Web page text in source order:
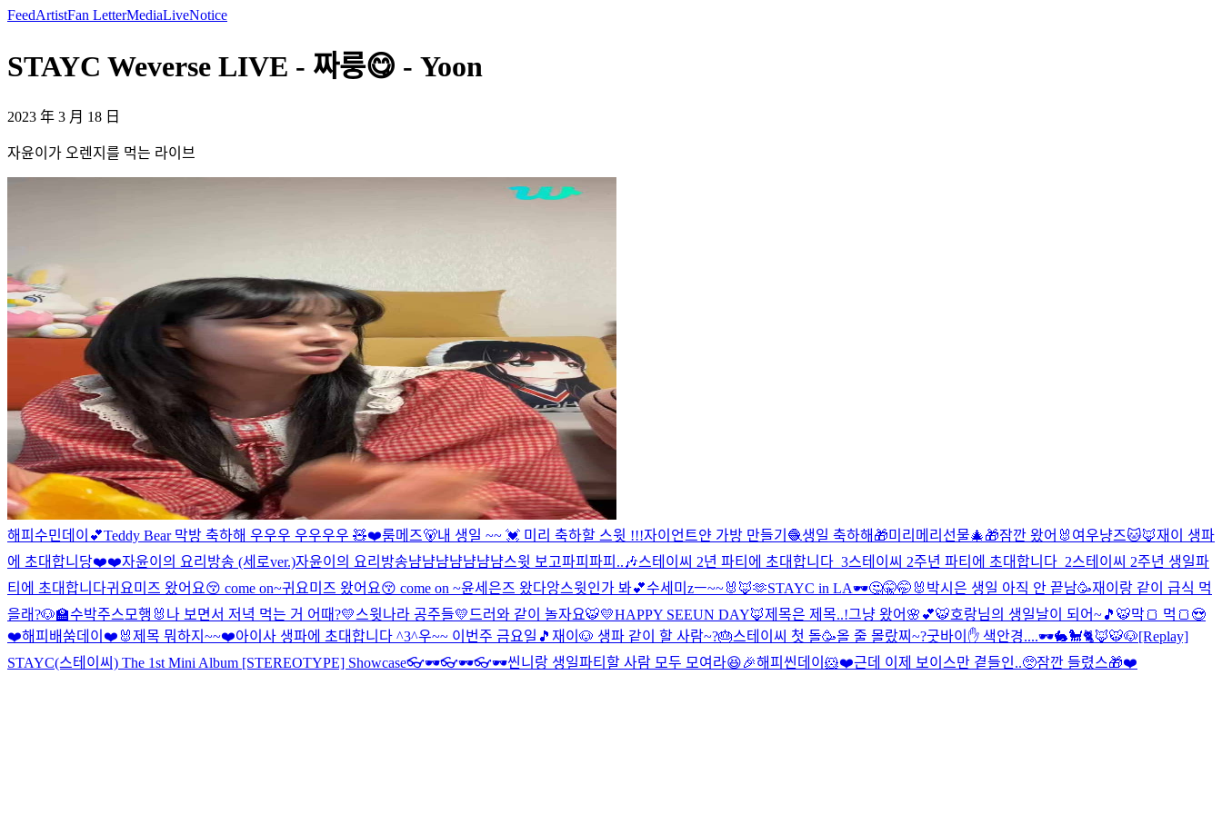
FeedArtistFan LetterMediaLiveNotice
STAYC Weverse LIVE - 짜룽😋 - Yoon
2023 年 3 月 18 日
자윤이가 오렌지를 먹는 라이브
해피수민데이💕Teddy Bear 막방 축하해 우우우 우우우우 🧸❤️룸메즈🐻내 생일 ~~ 💓 미리 축하할 스윗 !!!자이언트얀 가방 만들기🧶생일 축하해🎁미리메리선물🎄🎁잠깐 왔어🐰 여우냥즈🐱🦊재이 생파
에 초대합니당❤️❤️자윤이의 요리방송 (세로ver.)자윤이의 요리방송냠냠냠냠냠냠냠스윗 보고파피파피..🎶스테이씨 2년 파티에 초대합니다_3스테이씨 2주년 파티에 초대합니다_2스테이씨 2주년 생일파
티에 초대합니다귀요미즈 왔어요😚 come on~귀요미즈 왔어요😚 come on ~윤세은즈 왔다앙스윗인가 봐💕수세미zㅡ~~🐰🦊🫶STAYC in LA🕶🤔🤫🤭🐰 박시은 생일 아직 안 끝남🥳재이랑 같이 급식 먹
을래?🐶🏫수박주스 모행🐰 나 보면서 저녁 먹는 거 어때?💛스윗나라 공주들💛 드러와 같이 놀자요🐯💛HAPPY SEEUN DAY🦊제목은 제목..!그냥 왔어🌸💕🐯호랑님의 생일날이 되어~🎵🐯막🍞 먹🍞😍
❤️해피배쑴데이❤️🐰제목 뭐하지~~❤️아이사 생파에 초대합니다 ^3^우~~ 이번주 금요일🎵 재이🐶 생파 같이 할 사람~?🎂스테이씨 첫 돌🥳올 줄 몰랐찌~?굿바이✋ 색안경....🕶🐇🐩🐈🦊🐯🐶[Replay]
STAYC(스테이씨) The 1st Mini Album [STEREOTYPE] Showcase👓🕶👓🕶👓🕶씬니랑 생일파티할 사람 모두 모여라😆🎉해피씬데이🐹❤️근데 이제 보이스만 곁들인..🥺잠깐 들렸스🎁❤️